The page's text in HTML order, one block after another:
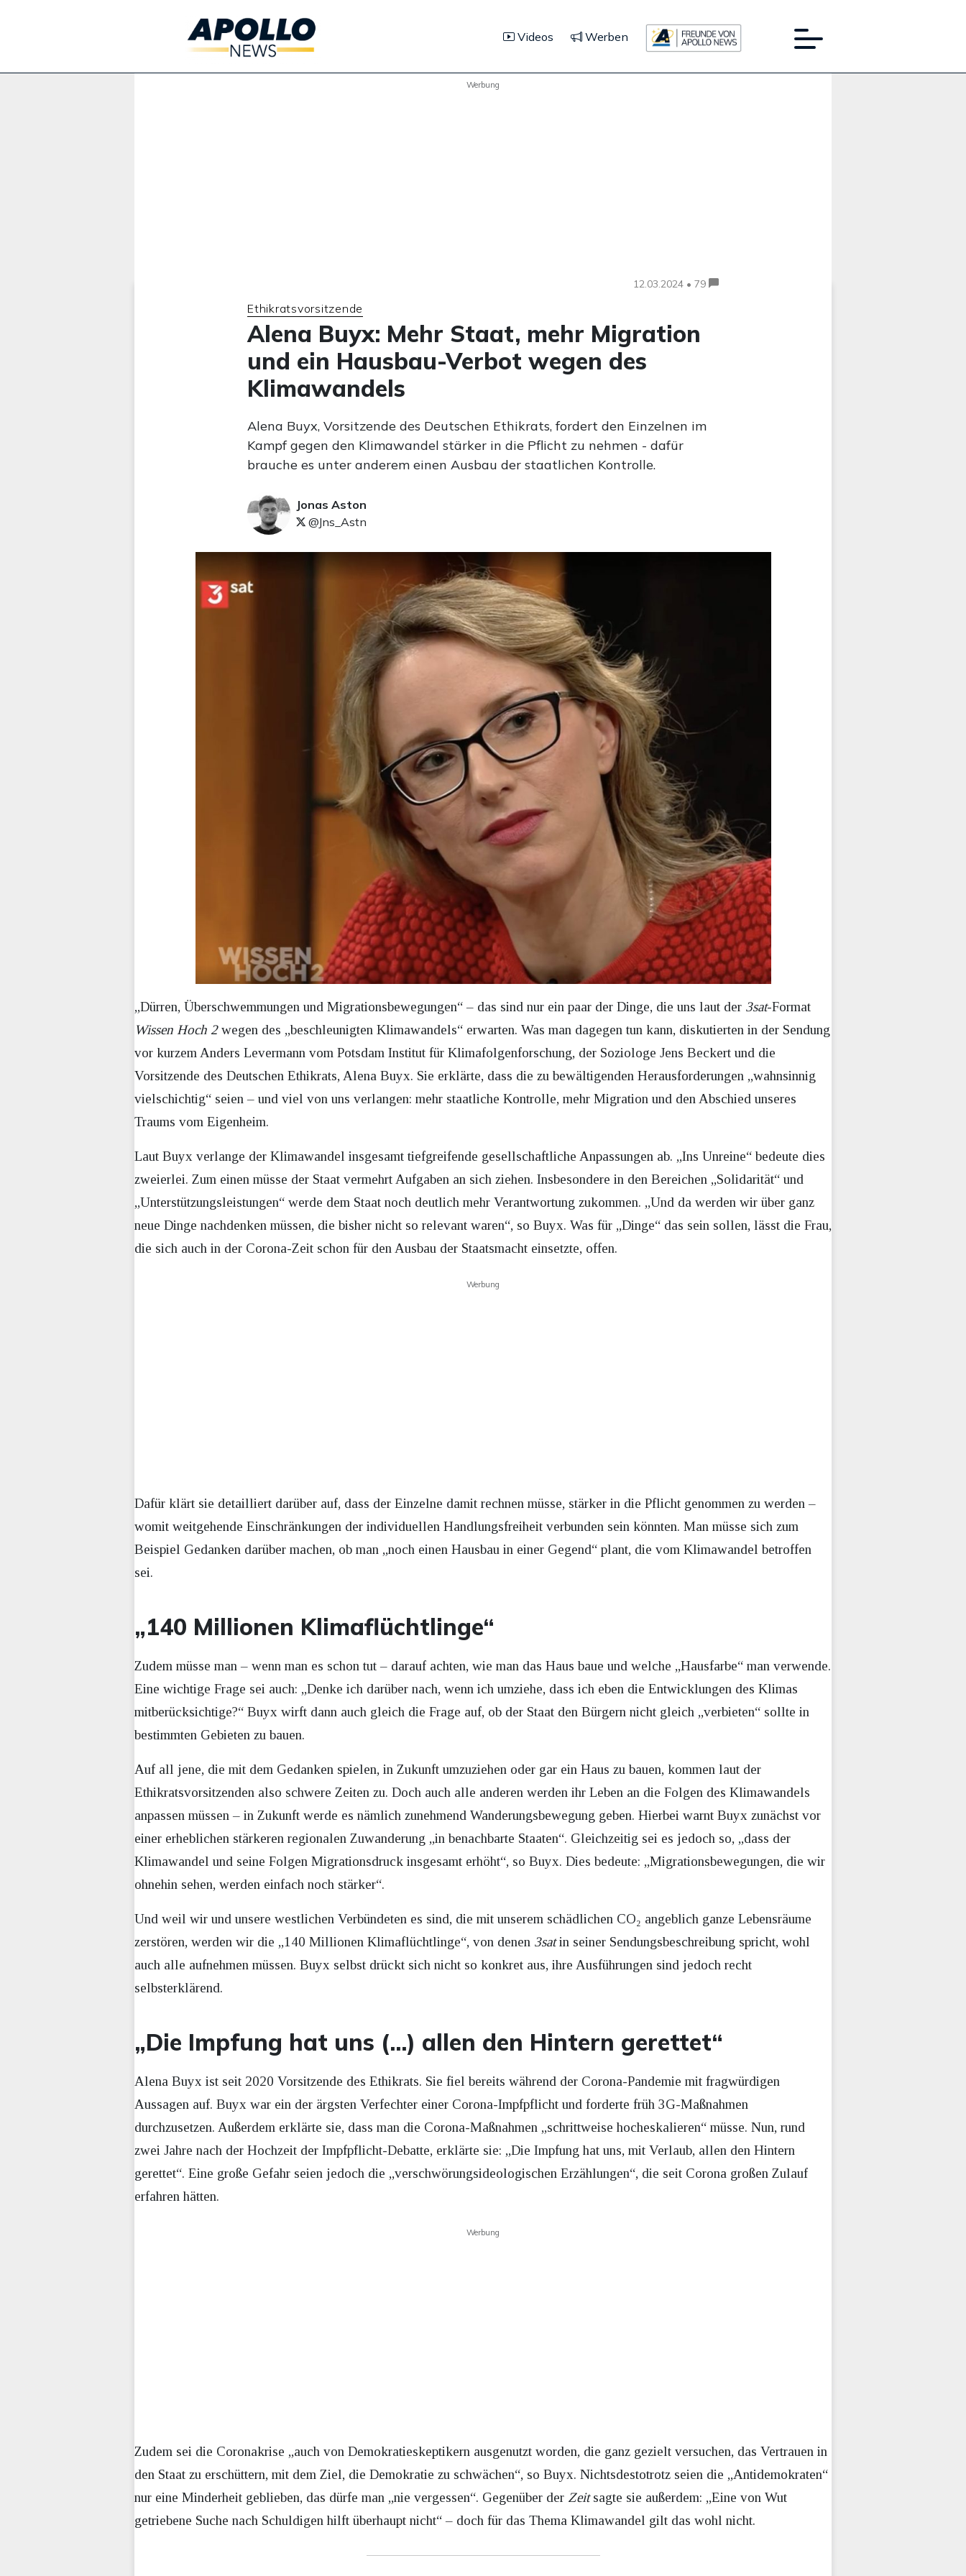
Videos Werben
Werbung
12.03.2024 • 79
Ethikratsvorsitzende
Alena Buyx: Mehr Staat, mehr Migration
und ein Hausbau-Verbot wegen des
Klimawandels
Alena Buyx, Vorsitzende des Deutschen Ethikrats, fordert den Einzelnen im
Kampf gegen den Klimawandel stärker in die Pflicht zu nehmen - dafür
brauche es unter anderem einen Ausbau der staatlichen Kontrolle.
Jonas Aston
@Jns_Astn
„Dürren, Überschwemmungen und Migrationsbewegungen“ – das sind nur ein paar der Dinge, die uns laut der 3sat-Format
Wissen Hoch 2wegen des „beschleunigten Klimawandels“ erwarten. Was man dagegen tun kann, diskutierten in der Sendung
vor kurzem Anders Levermann vom Potsdam Institut für Klimafolgenforschung, der Soziologe Jens Beckert und die
Vorsitzende des Deutschen Ethikrats, Alena Buyx. Sie erklärte, dass die zu bewältigenden Herausforderungen „wahnsinnig
vielschichtig“ seien – und viel von uns verlangen: mehr staatliche Kontrolle, mehr Migration und den Abschied unseres
Traums vom Eigenheim.
Laut Buyx verlange der Klimawandel insgesamt tiefgreifende gesellschaftliche Anpassungen ab. „Ins Unreine“ bedeute dies
zweierlei. Zum einen müsse der Staat vermehrt Aufgaben an sich ziehen. Insbesondere in den Bereichen „Solidarität“ und
„Unterstützungsleistungen“ werde dem Staat noch deutlich mehr Verantwortung zukommen. „Und da werden wir über ganz
neue Dinge nachdenken müssen, die bisher nicht so relevant waren“, so Buyx. Was für „Dinge“ das sein sollen, lässt die Frau,
die sich auch in der Corona-Zeit schon für den Ausbau der Staatsmacht einsetzte, offen.
Werbung
Dafür klärt sie detailliert darüber auf, dass der Einzelne damit rechnen müsse, stärker in die Pflicht genommen zu werden –
womit weitgehende Einschränkungen der individuellen Handlungsfreiheit verbunden sein könnten. Man müsse sich zum
Beispiel Gedanken darüber machen, ob man „noch einen Hausbau in einer Gegend“ plant, die vom Klimawandel betroffen
sei.
„140 Millionen Klimaflüchtlinge“
Zudem müsse man – wenn man es schon tut – darauf achten, wie man das Haus baue und welche „Hausfarbe“ man verwende.
Eine wichtige Frage sei auch: „Denke ich darüber nach, wenn ich umziehe, dass ich eben die Entwicklungen des Klimas
mitberücksichtige?“ Buyx wirft dann auch gleich die Frage auf, ob der Staat den Bürgern nicht gleich „verbieten“ sollte in
bestimmten Gebieten zu bauen.
Auf all jene, die mit dem Gedanken spielen, in Zukunft umzuziehen oder gar ein Haus zu bauen, kommen laut der
Ethikratsvorsitzenden also schwere Zeiten zu. Doch auch alle anderen werden ihr Leben an die Folgen des Klimawandels
anpassen müssen – in Zukunft werde es nämlich zunehmend Wanderungsbewegung geben. Hierbei warnt Buyx zunächst vor
einer erheblichen stärkeren regionalen Zuwanderung „in benachbarte Staaten“. Gleichzeitig sei es jedoch so, „dass der
Klimawandel und seine Folgen Migrationsdruck insgesamt erhöht“, so Buyx. Dies bedeute: „Migrationsbewegungen, die wir
ohnehin sehen, werden einfach noch stärker“.
Und weil wir und unsere westlichen Verbündeten es sind, die mit unserem schädlichen CO₂ angeblich ganze Lebensräume
zerstören, werden wir die „140 Millionen Klimaflüchtlinge“, von denen 3satin seiner Sendungsbeschreibung spricht, wohl
auch alle aufnehmen müssen. Buyx selbst drückt sich nicht so konkret aus, ihre Ausführungen sind jedoch recht
selbsterklärend.
„Die Impfung hat uns (…) allen den Hintern gerettet“
Alena Buyx ist seit 2020 Vorsitzende des Ethikrats. Sie fiel bereits während der Corona-Pandemie mit fragwürdigen
Aussagen auf. Buyx war ein der ärgsten Verfechter einer Corona-Impfpflicht und forderte früh 3G-Maßnahmen
durchzusetzen. Außerdem erklärte sie, dass man die Corona-Maßnahmen „schrittweise hocheskalieren“ müsse. Nun, rund
zwei Jahre nach der Hochzeit der Impfpflicht-Debatte, erklärte sie: „Die Impfung hat uns, mit Verlaub, allen den Hintern
gerettet“. Eine große Gefahr seien jedoch die „verschwörungsideologischen Erzählungen“, die seit Corona großen Zulauf
erfahren hätten.
Werbung
Zudem sei die Coronakrise „auch von Demokratieskeptikern ausgenutzt worden, die ganz gezielt versuchen, das Vertrauen in
den Staat zu erschüttern, mit dem Ziel, die Demokratie zu schwächen“, so Buyx. Nichtsdestotrotz seien die „Antidemokraten“
nur eine Minderheit geblieben, das dürfe man „nie vergessen“. Gegenüber der Zeitsagte sie außerdem: „Eine von Wut
getriebene Suche nach Schuldigen hilft überhaupt nicht“ – doch für das Thema Klimawandel gilt das wohl nicht.